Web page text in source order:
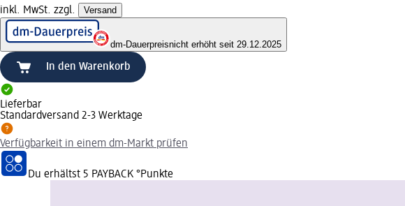
inkl. MwSt. zzgl. Versand
dm-Dauerpreisnicht erhöht seit 29.12.2025
In den Warenkorb
Lieferbar
Standardversand 2-3 Werktage
Verfügbarkeit in einem dm-Markt prüfen
Du erhältst 5 PAYBACK °Punkte